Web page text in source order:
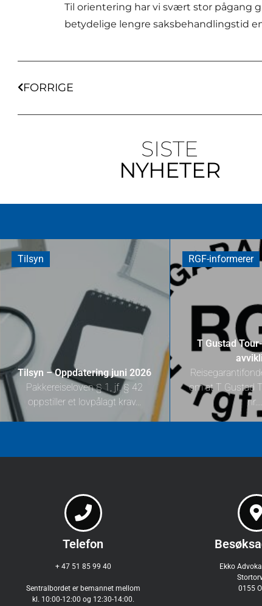
Til orientering har vi svært stor pågang
betydelige lengre saksbehandlingstid
FORRIGE
SISTE
NYHETER
Tilsyn
Tilsyn – Oppdatering juni 2026
Pakkereiseloven § 1, jf. § 42
oppstiller et lovpålagt krav...
RGF-informerer
T Gustad
om at T Gustad
nr....
Telefon
+ 47 51 85 99 40
Sentralbordet er bemannet mellom
kl. 10:00-12:00 og 12:30-14:00.
Ekko
0155